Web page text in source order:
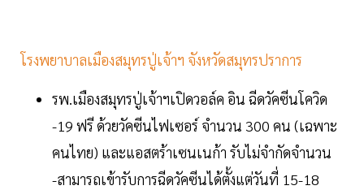
โรงพยาบาลเมืองสมุทรปู่เจ้าฯ จังหวัดสมุทรปราการ
รพ.เมืองสมุทรปู่เจ้าฯเปิดวอล์ค อิน ฉีดวัคซีนโควิด
-19 ฟรี ด้วยวัคซีนไฟเซอร์ จำนวน 300 คน (เฉพาะ
คนไทย) และแอสตร้าเซนเนก้า รับไม่จำกัดจำนวน
-สามารถเข้ารับการฉีดวัคซีนได้ตั้งแต่วันที่ 15-18